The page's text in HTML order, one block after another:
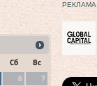
Сб
Вс
6
7
РЕКЛАМА